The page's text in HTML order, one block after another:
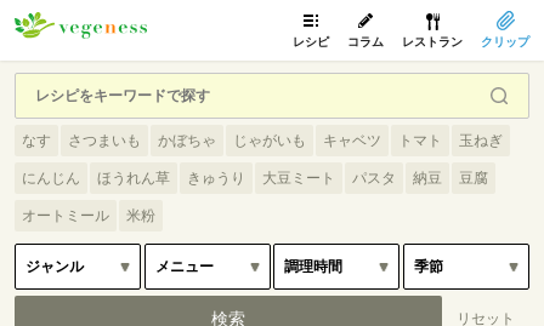
レシピ コラム レストラン クリップ
なす さつまいも かぼちゃ じゃがいも キャベツ トマト 玉ねぎ
にんじん ほうれん草 きゅうり 大豆ミート パスタ 納豆 豆腐
オートミール 米粉